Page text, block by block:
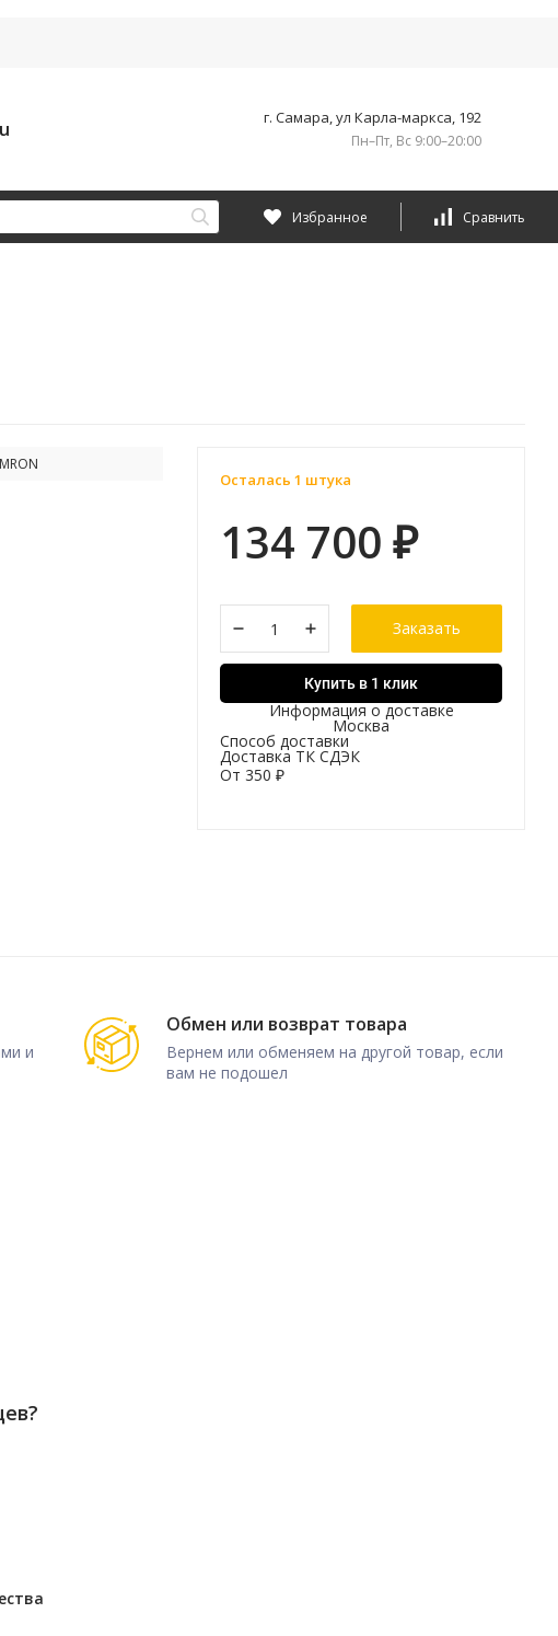
г. Самара, ул Карла-маркса, 192
Пн–Пт, Вс 9:00–20:00
Избранное Сравнить
Осталась 1 штука
134 700 ₽
Заказать
Купить в 1 клик
Информация о доставке
Москва
Способ доставки
Доставка ТК СДЭК
От 350 ₽
и
Обмен или возврат товара
Вернем или обменяем на другой товар, если
вам не подошел